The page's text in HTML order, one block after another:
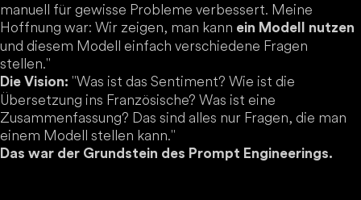
manuell für gewisse Probleme verbessert. Meine
Hoffnung war: Wir zeigen, man kann ein Modell nutzen
und diesem Modell einfach verschiedene Fragen
stellen."
Die Vision: "Was ist das Sentiment? Wie ist die
Übersetzung ins Französische? Was ist eine
Zusammenfassung? Das sind alles nur Fragen, die man
einem Modell stellen kann."
Das war der Grundstein des Prompt Engineerings.